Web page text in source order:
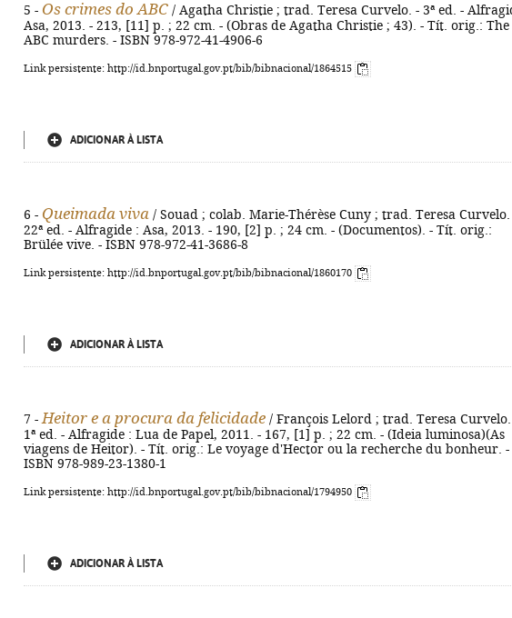
5 - Os crimes do ABC / Agatha Christie ; trad. Teresa Curvelo. - 3ª ed. -
Asa, 2013. - 213, [11] p. ; 22 cm. - (Obras de Agatha Christie ; 43). - Tít. orig.: The
ABC murders. - ISBN 978-972-41-4906-6
Link persistente: http://id.bnportugal.gov.pt/bib/bibnacional/1864515
ADICIONAR À LISTA
6 - Queimada viva / Souad ; colab. Marie-Thérèse Cuny ; trad. Teresa Curvelo.
22ª ed. - Alfragide : Asa, 2013. - 190, [2] p. ; 24 cm. - (Documentos). - Tít. orig.:
Brülée vive. - ISBN 978-972-41-3686-8
Link persistente: http://id.bnportugal.gov.pt/bib/bibnacional/1860170
ADICIONAR À LISTA
7 - Heitor e a procura da felicidade / François Lelord ; trad. Teresa
1ª ed. - Alfragide : Lua de Papel, 2011. - 167, [1] p. ; 22 cm. - (Ideia luminosa)(As
viagens de Heitor). - Tít. orig.: Le voyage d'Hector ou la recherche du bonheur. -
ISBN 978-989-23-1380-1
Link persistente: http://id.bnportugal.gov.pt/bib/bibnacional/1794950
ADICIONAR À LISTA